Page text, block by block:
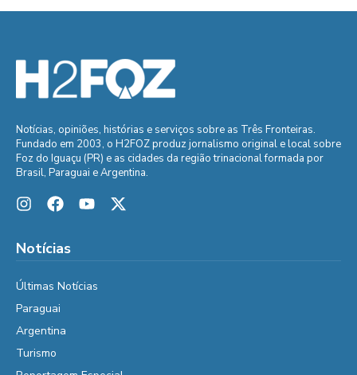
Notícias, opiniões, histórias e serviços sobre as Três Fronteiras.
Fundado em 2003, o H2FOZ produz jornalismo original e local sobre
Foz do Iguaçu (PR) e as cidades da região trinacional formada por
Brasil, Paraguai e Argentina.
Notícias
Últimas Notícias
Paraguai
Argentina
Turismo